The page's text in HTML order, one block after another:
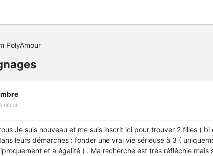
PolyAmour
06:04
Je suis nouveau et me suis inscrit ici pour trouver 2 filles ( bi
leurs démarches : fonder une vrai vie sérieuse à 3 (
et à égalité ) . Ma recherche est très réfléchie mais